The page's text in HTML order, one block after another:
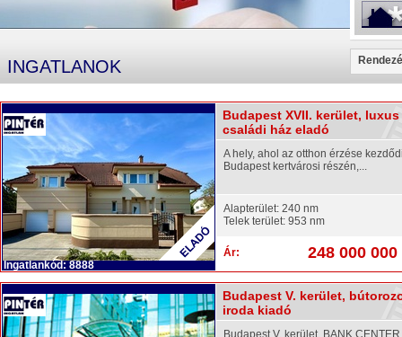
INGATLANOK
Ingatlankód: 8888
Budapest XVII. kerület, luxus
családi ház eladó
A hely, ahol az otthon érzése
Budapest kertvárosi részén,...
Alapterület: 240 nm
Telek terület: 953 nm
248 000 000
Ár:
Budapest V. kerület,
iroda kiadó
Budapest V. kerület, BANK CENTER